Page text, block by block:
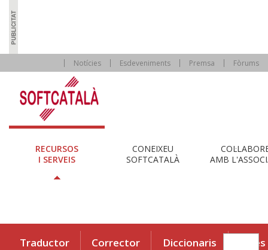
Notícies Esdeveniments Premsa Fòrums
RECURSOS
I SERVEIS
CONEIXEU
SOFTCATALÀ
AMB
Traductor Corrector Diccionaris Eines